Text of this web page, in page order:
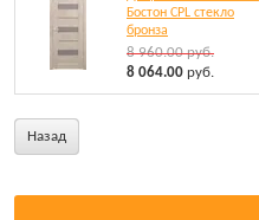
Бостон CPL стекло
бронза
8 960.00руб.
8 064.00 руб.
Назад